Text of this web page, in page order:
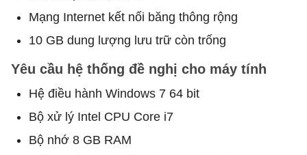
Mạng Internet kết nối băng thông rộng
10 GB dung lượng lưu trữ còn trống
Yêu cầu hệ thống đề nghị cho máy tính
Hệ điều hành Windows 7 64 bit
Bộ xử lý Intel CPU Core i7
Bộ nhớ 8 GB RAM